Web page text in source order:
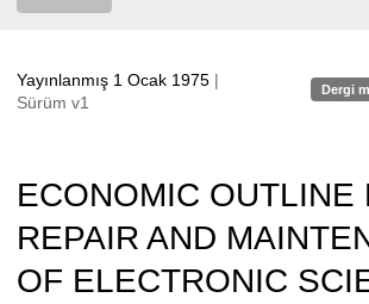
Yayınlanmış 1 Ocak 1975 |
Sürüm v1
Dergi
ECONOMIC OUTLINE
REPAIR AND
OF ELECTRONIC